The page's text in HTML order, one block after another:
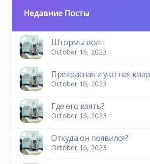
Недавние Посты
Штормы волн
October 16, 2023
Прекрасная и уютная
October 16, 2023
Где его взять?
October 16, 2023
Откуда он появился?
October 16, 2023